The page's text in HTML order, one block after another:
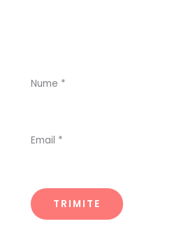
Nume *
Email *